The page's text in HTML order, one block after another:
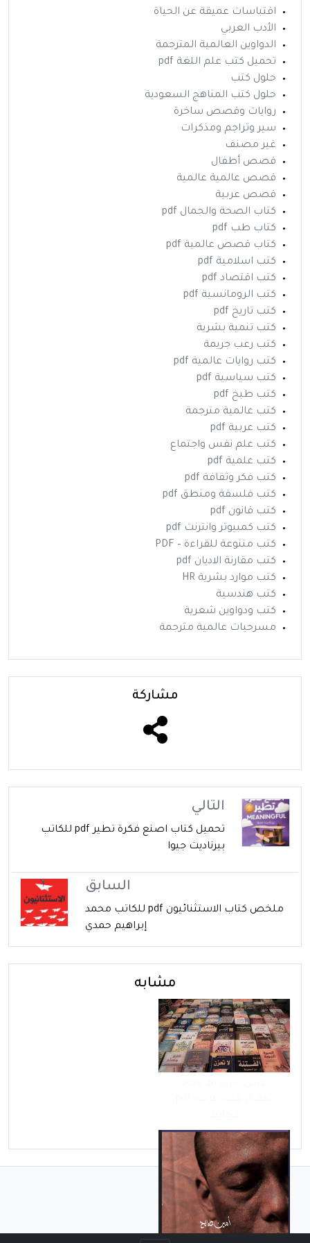
اقتباسات عميقة عن الحياة
الأدب العربي
الدواوين العالمية المترجمة
تحميل كتب علم اللغة pdf
حلول كتب
حلول كتب المناهج السعودية
روايات وقصص ساخرة
سير وتراجم ومذكرات
غير مصنف
قصص أطفال
قصص عالمية عالمية
قصص عربية
كتاب الصحة والجمال pdf
كتاب طب pdf
كتاب قصص عالمية pdf
كتب اسلامية pdf
كتب اقتصاد pdf
كتب الرومانسية pdf
كتب تاريخ pdf
كتب تنمية بشرية
كتب رعب جريمة
كتب روايات عالمية pdf
كتب سياسية pdf
كتب طبخ pdf
كتب عالمية مترجمة
كتب عربية pdf
كتب علم نفس واجتماع
كتب علمية pdf
كتب فكر وثقافة pdf
كتب فلسفة ومنطق pdf
كتب قانون pdf
كتب كمبيوتر وانترنت pdf
كتب متنوعة للقراءة – PDF
كتب مقارنة الاديان pdf
كتب موارد بشرية HR
كتب هندسية
كتب ودواوين شعرية
مسرحيات عالمية مترجمة
مشاركة
التالي
تحميل كتاب اصنع فكرة تطير pdf للكاتب
بيرناديت جيوا
السابق
ملخص كتاب الاستثنائيون pdf للكاتب محمد
إبراهيم حمدي
مشابه